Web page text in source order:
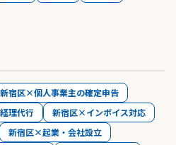
新宿区×個人事業主の確定申告
理代行
新宿区×インボイス対応
新宿区×起業・会社設立